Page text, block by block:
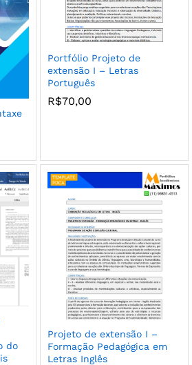
Portfólio Projeto de
extensão I – Letras
Português
R$70,00
do
Projeto de extensão I –
Formação Pedagógica em
Letras Inglês